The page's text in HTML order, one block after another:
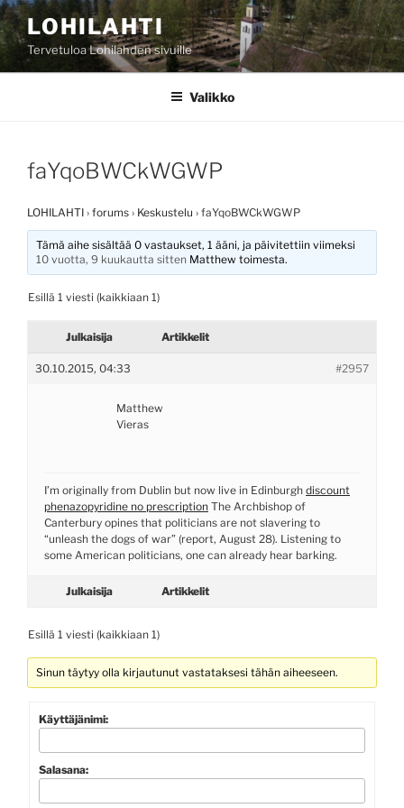
Siirry
sisältöönLOHILAHTI
Tervetuloa Lohilahden sivuille
Valikko
faYqoBWCkWGWP
LOHILAHTI › forums › Keskustelu › faYqoBWCkWGWP
Tämä aihe sisältää 0 vastaukset, 1 ääni, ja päivitettiin viimeksi
10 vuotta, 9 kuukautta sitten Matthew toimesta.
Esillä 1 viesti (kaikkiaan 1)
Julkaisija Artikkelit
30.10.2015, 04:33 #2957
Matthew
Vieras
I’m originally from Dublin but now live in Edinburgh discount
phenazopyridine no prescription The Archbishop of
Canterbury opines that politicians are not slavering to
“unleash the dogs of war” (report, August 28). Listening to
some American politicians, one can already hear barking.
Julkaisija Artikkelit
Esillä 1 viesti (kaikkiaan 1)
Sinun täytyy olla kirjautunut vastataksesi tähän aiheeseen.
Käyttäjänimi:
Salasana: